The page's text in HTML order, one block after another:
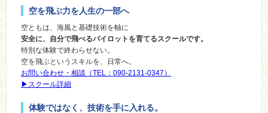
空を飛ぶ力を人生の一部へ
空ともは、海風と基礎技術を軸に
安全に、自分で飛べるパイロットを育てるスクールです。
特別な体験で終わらせない。
空を飛ぶというスキルを、日常へ。
お問い合わせ・相談（TEL：090-2131-0347）
▶︎スクール詳細
体験ではなく、技術を手に入れる。